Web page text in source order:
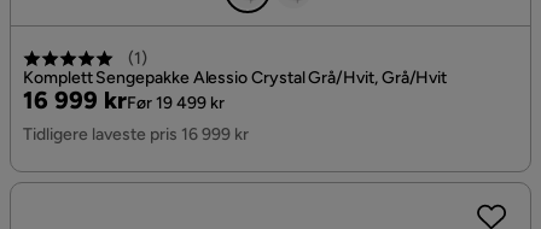
(1)
Komplett Sengepakke Alessio Crystal Grå/Hvit, Grå/Hvit
Pris
16 999 kr
Original
Pris
Før 19 499 kr
Tidligere laveste pris 16 999 kr